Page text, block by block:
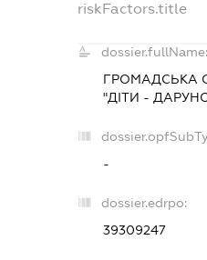
riskFactors.title
dossier.fullName:
ГРОМАДСЬКА
"ДІТИ -
-
dossier.edrpo:
39309247